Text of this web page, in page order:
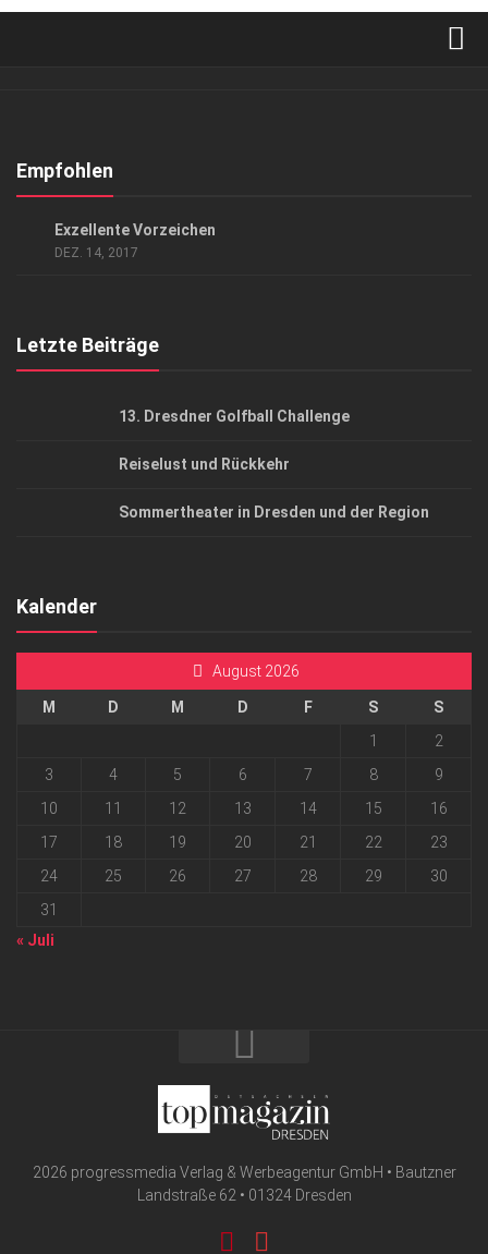
Kontakt, Impressum
Empfohlen
Exzellente Vorzeichen
DEZ. 14, 2017
Letzte Beiträge
13. Dresdner Golfball Challenge
Reiselust und Rückkehr
Sommertheater in Dresden und der Region
Kalender
August 2026
M D M D F S
S
1
2
3
4 5 6 7 8
9
10
11 12 13 14 15
16
17
18 19 20 21 22
23
24
25 26 27 28 29
30
31
« Juli
2026 progressmedia Verlag & Werbeagentur GmbH • Bautzner
Landstraße 62 • 01324 Dresden